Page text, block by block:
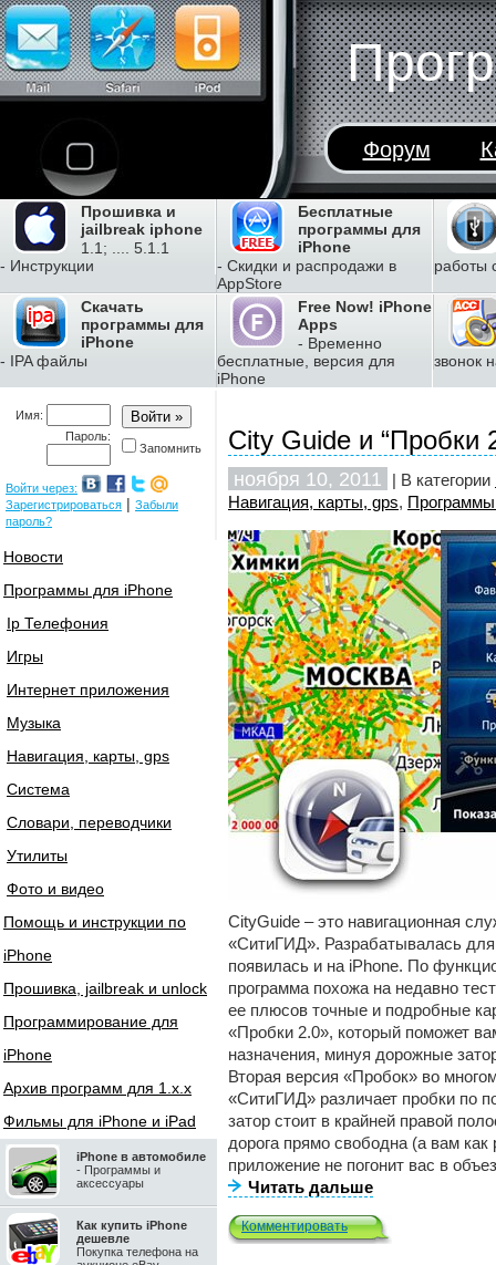
Форум
Прошивка и
jailbreak iphone
1.1; .... 5.1.1
- Инструкции
Бесплатные
программы для
iPhone
- Скидки и распродажи в
AppStore
работы
Скачать
программы для
iPhone
- IPA файлы
Free Now! iPhone
Apps
- Временно
бесплатные, версия для
iPhone
звонок
Имя:
Пароль:
Запомнить
Войти через:
Зарегистрироваться | Забыли
пароль?
Новости
Программы для iPhone
Ip Телефония
Игры
Интернет приложения
Музыка
Навигация, карты, gps
Система
Словари, переводчики
Утилиты
Фото и видео
Помощь и инструкции по
iPhone
Прошивка, jailbreak и unlock
Программирование для
iPhone
Архив программ для 1.x.x
Фильмы для iPhone и iPad
iPhone в автомобиле
- Программы и
аксессуары
Как купить iPhone
дешевле
Покупка телефона на
City Guide и “Пробки
ноября 10, 2011 | В категории
Навигация, карты, gps,
CityGuide – это навигационная
«СитиГИД». Разрабатывалась для
появилась и на iPhone. По
программа похожа на недавно
ее плюсов точные и подробные
«Пробки 2.0», который поможет
назначения, минуя дорожные
Вторая версия «Пробок» во
«СитиГИД» различает пробки по
затор стоит в крайней правой
дорога прямо свободна (а вам как
приложение не погонит вас в
Читать дальше
Комментировать